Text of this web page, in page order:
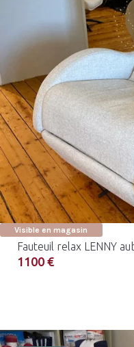
Visible en magasin
Fauteuil relax LENNY
1100 €